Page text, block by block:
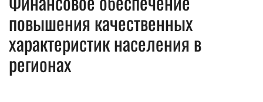
повышения качественных
характеристик населения в
регионах